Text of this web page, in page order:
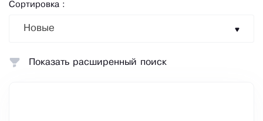
Сортировка :
Новые
Показать расширенный поиск